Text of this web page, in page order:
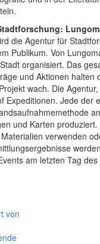
die Agentur für
Publikum. Von
organisiert. Das
und Aktionen
wach. Die
Expeditionen. Jede der
und Karten
verwenden
am letzten Tag
von